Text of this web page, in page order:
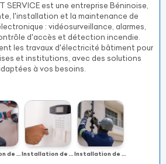
SERVICE est une entreprise Béninoise,
l'installation et la maintenance de
: vidéosurveillance, alarmes,
d'accès et détection incendie.
les travaux d'électricité bâtiment pour
et institutions, avec des solutions
à vos besoins.
Installation de vidéosurveillance Installation de systèmes d’alarme Installation de clôtures électriques